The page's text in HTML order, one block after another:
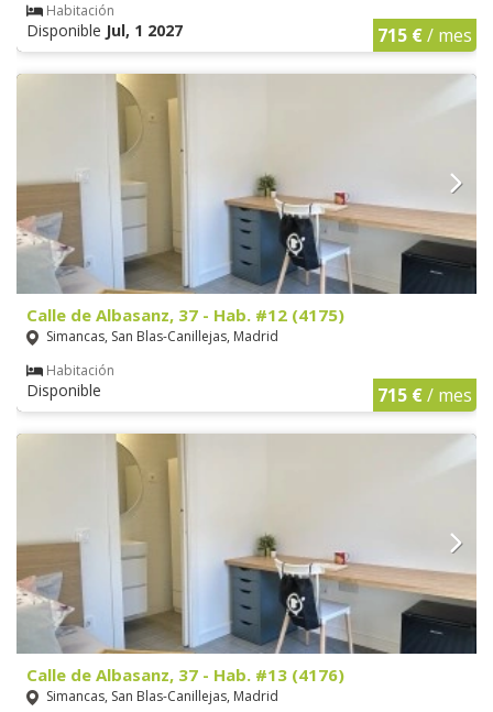
Habitación
Disponible Jul, 1 2027 715 €/ mes
Calle de Albasanz, 37 - Hab. #12 (4175)
Simancas, San Blas-Canillejas, Madrid
Habitación
Disponible 715 €/ mes
Calle de Albasanz, 37 - Hab. #13 (4176)
Simancas, San Blas-Canillejas, Madrid